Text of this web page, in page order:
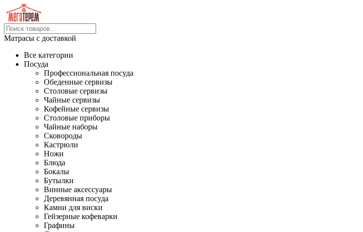
Матрасы с доставкой
Все категории
Посуда
Профессиональная посуда
Обеденные сервизы
Столовые сервизы
Чайные сервизы
Кофейные сервизы
Столовые приборы
Чайные наборы
Сковороды
Кастрюли
Ножи
Блюда
Бокалы
Бутылки
Винные аксессуары
Деревянная посуда
Камни для виски
Гейзерные кофеварки
Графины